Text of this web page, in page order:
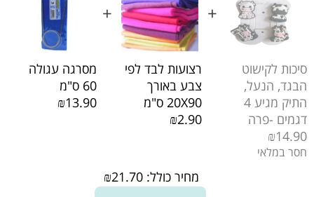
סיכות לקישוט
הבגד, הנעל,
התיק מגיע 4
דגמים -פרה
₪14.90
חסר במלאי
+
רצועות לבד לפי
צבע באורך
20X90 ס"מ
₪2.90
+
מסרגה עגולה
60 ס"מ
₪13.90
מחיר כולל: ₪21.70